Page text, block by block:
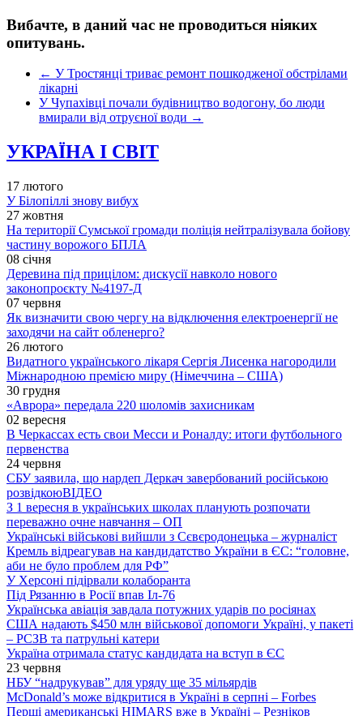
Вибачте, в даний час не проводиться ніяких
опитувань.
← У Тростянці триває ремонт пошкодженої обстрілами
лікарні
У Чупахівці почали будівництво водогону, бо люди
вмирали від отруєної води →
УКРАЇНА І СВІТ
17 лютого
У Білопіллі знову вибух
27 жовтня
На території Сумської громади поліція нейтралізувала бойову
частину ворожого БПЛА
08 січня
Деревина під прицілом: дискусії навколо нового
законопроєкту №4197-Д
07 червня
Як визначити свою чергу на відключення електроенергії не
заходячи на сайт обленерго?
26 лютого
Видатного українського лікаря Сергія Лисенка нагородили
Міжнародною премією миру (Німеччина – США)
30 грудня
«Аврора» передала 220 шоломів захисникам
02 вересня
В Черкассах есть свои Месси и Роналду: итоги футбольного
первенства
24 червня
СБУ заявила, що нардеп Деркач завербований російською
розвідкоюВІДЕО
З 1 вересня в українських школах планують розпочати
переважно очне навчання – ОП
Українські військові вийшли з Сєвєродонецька – журналіст
Кремль відреагував на кандидатство України в ЄС: “головне,
аби не було проблем для РФ”
У Херсоні підірвали колаборанта
Під Рязанню в Росії впав Іл-76
Українська авіація завдала потужних ударів по росіянах
США надають $450 млн військової допомоги Україні, у пакеті
– РСЗВ та патрульні катери
Україна отримала статус кандидата на вступ в ЄС
23 червня
НБУ “надрукував” для уряду ще 35 мільярдів
McDonald’s може відкритися в Україні в серпні – Forbes
Перші американські HIMARS вже в Україні – Резніков